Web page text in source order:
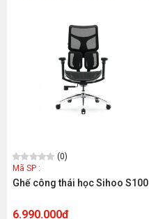
(0)
Mã SP :
Ghế công thái học Sihoo S100
6.990.000đ